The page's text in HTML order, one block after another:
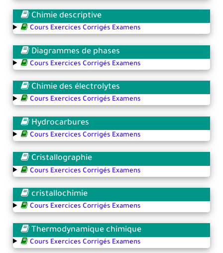
Chimie descriptive
Cours Exercices Corrigés Examens
Diagrammes de phases
Cours Exercices Corrigés Examens
Chimie des électrolytes
Cours Exercices Corrigés Examens
Hydrocarbures
Cours Exercices Corrigés Examens
Cristallographie
Cours Exercices Corrigés Examens
cristallochimie
Cours Exercices Corrigés Examens
Thermodynamique chimique
Cours Exercices Corrigés Examens